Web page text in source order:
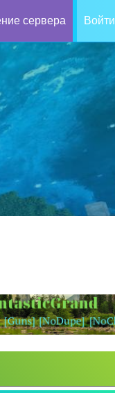
сервера Войти